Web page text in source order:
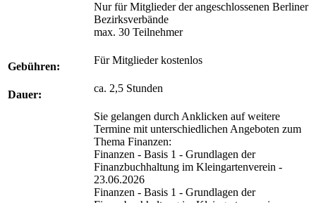
Nur für Mitglieder der angeschlossenen Berliner
Bezirksverbände
max. 30 Teilnehmer
Gebühren:
Für Mitglieder kostenlos
Dauer:
ca. 2,5 Stunden
Sie gelangen durch Anklicken auf weitere
Termine mit unterschiedlichen Angeboten zum
Thema Finanzen:
Finanzen - Basis 1 - Grundlagen der
Finanzbuchhaltung im Kleingartenverein -
23.06.2026
Finanzen - Basis 1 - Grundlagen der